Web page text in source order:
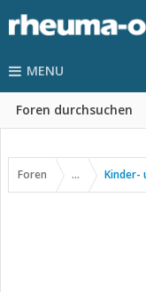
MENU
Foren durchsuchen
Foren ... Kinder-